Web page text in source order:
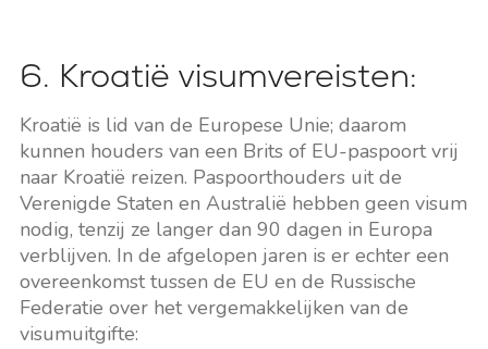
6. Kroatië visumvereisten:
Kroatië is lid van de Europese Unie; daarom
kunnen houders van een Brits of EU-paspoort vrij
naar Kroatië reizen. Paspoorthouders uit de
Verenigde Staten en Australië hebben geen visum
nodig, tenzij ze langer dan 90 dagen in Europa
verblijven. In de afgelopen jaren is er echter een
overeenkomst tussen de EU en de Russische
Federatie over het vergemakkelijken van de
visumuitgifte: